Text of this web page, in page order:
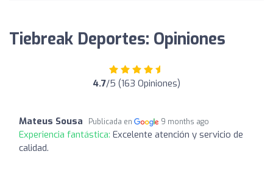
Tiebreak Deportes: Opiniones
4.7/5 (163 Opiniones)
Mateus Sousa Publicada en 9 months ago
Experiencia fantástica: Excelente atención y servicio de
calidad.